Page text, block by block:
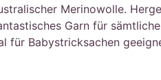
Merinowolle.
Garn für
für Babystricksachen